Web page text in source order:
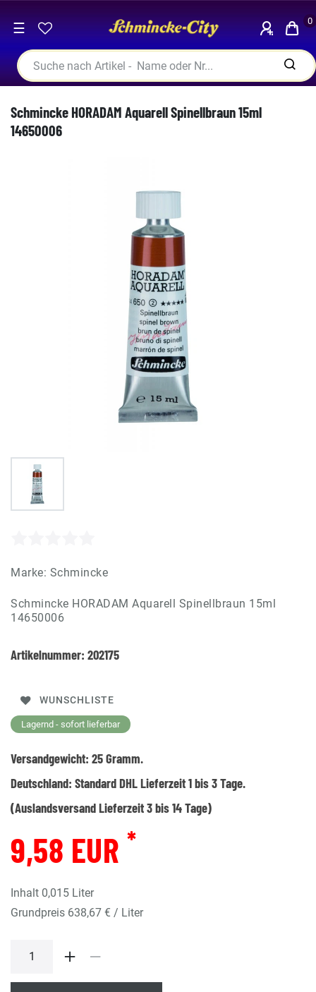
☰ 0
Schmincke HORADAM Aquarell Spinellbraun 15ml
14650006
Marke: Schmincke
Schmincke HORADAM Aquarell Spinellbraun 15ml
14650006
Artikelnummer: 202175
WUNSCHLISTE
Lagernd - sofort lieferbar
Versandgewicht: 25Gramm.
Deutschland: Standard DHL Lieferzeit 1 bis 3 Tage.
(Auslandsversand Lieferzeit 3 bis 14 Tage)
9,58 EUR *
Inhalt 0,015 Liter
Grundpreis 638,67 € / Liter